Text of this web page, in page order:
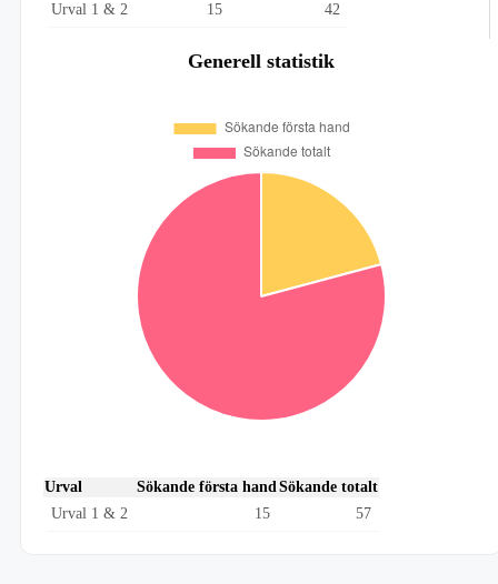
Urval 1 & 2
15 42
Generell statistik
Urval Sökande första handSökande totalt
Urval 1 & 2
15 57